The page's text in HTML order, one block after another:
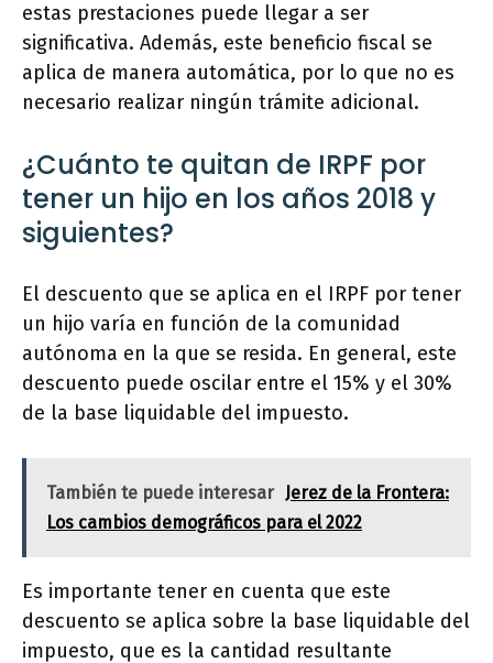
estas prestaciones puede llegar a ser
significativa. Además, este beneficio fiscal se
aplica de manera automática, por lo que no es
necesario realizar ningún trámite adicional.
¿Cuánto te quitan de IRPF por
tener un hijo en los años 2018 y
siguientes?
El descuento que se aplica en el IRPF por tener
un hijo varía en función de la comunidad
autónoma en la que se resida. En general, este
descuento puede oscilar entre el 15% y el 30%
de la base liquidable del impuesto.
También te puede interesar Jerez de la Frontera:
Los cambios demográficos para el 2022
Es importante tener en cuenta que este
descuento se aplica sobre la base liquidable del
impuesto, que es la cantidad resultante